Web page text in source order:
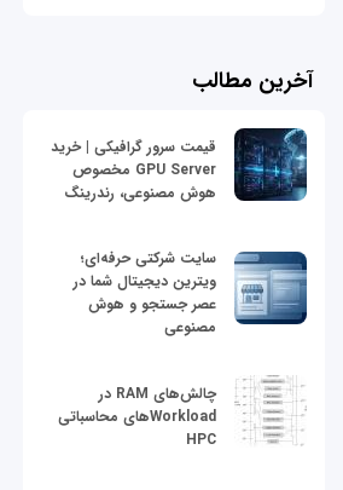
آخرین مطالب
قیمت سرور گرافیکی | خرید
GPU Server مخصوص
هوش مصنوعی، رندرینگ
سایت شرکتی حرفه‌ای؛
ویترین دیجیتال شما در
عصر جستجو و هوش
مصنوعی
چالش‌های RAM در
Workloadهای محاسباتی
HPC